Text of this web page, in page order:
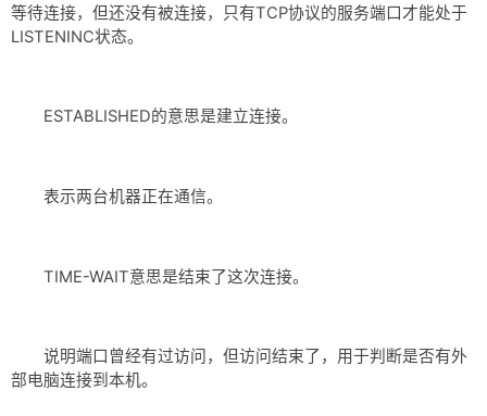
等待连接，但还没有被连接，只有TCP协议的服务端口才能处于
LISTENINC状态。
ESTABLISHED的意思是建立连接。
表示两台机器正在通信。
TIME-WAIT意思是结束了这次连接。
说明端口曾经有过访问，但访问结束了，用于判断是否有外
部电脑连接到本机。